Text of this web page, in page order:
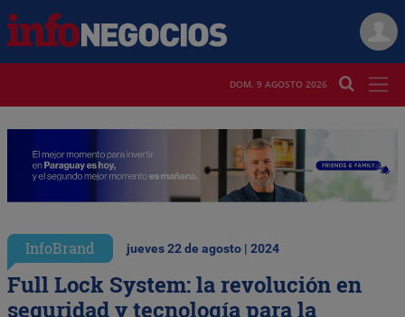
DOM. 9 AGOSTO 2026
InfoBrand jueves 22 de agosto | 2024
Full Lock System: la revolución en
seguridad y tecnología para la